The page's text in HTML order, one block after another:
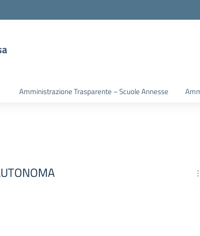
Amministrazione Trasparente – Scuole Annesse